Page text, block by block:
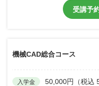
受講予
機械CAD総合コース
入学金 50,000円（税込